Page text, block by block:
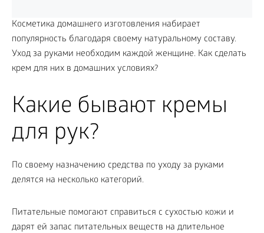
Косметика домашнего изготовления набирает
популярность благодаря своему натуральному составу.
Уход за руками необходим каждой женщине. Как сделать
крем для них в домашних условиях?
Какие бывают кремы
для рук?
По своему назначению средства по уходу за руками
делятся на несколько категорий.
Питательные помогают справиться с сухостью кожи и
дарят ей запас питательных веществ на длительное